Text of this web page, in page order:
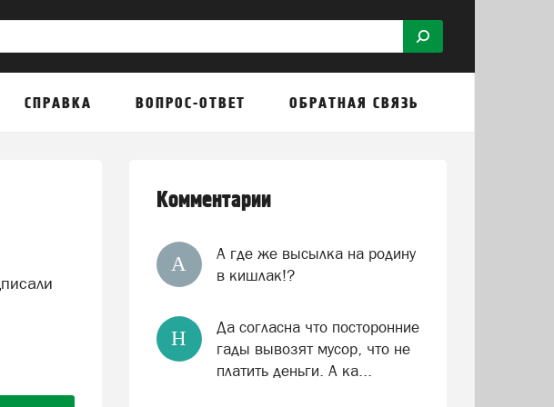
СПРАВКА ВОПРОС-ОТВЕТ ОБРАТНАЯ СВЯЗЬ
Комментарии
А
А где же высылка на родину
в кишлак!?
Н
Да согласна что посторонние
гады вывозят мусор, что не
платить деньги. А ка...